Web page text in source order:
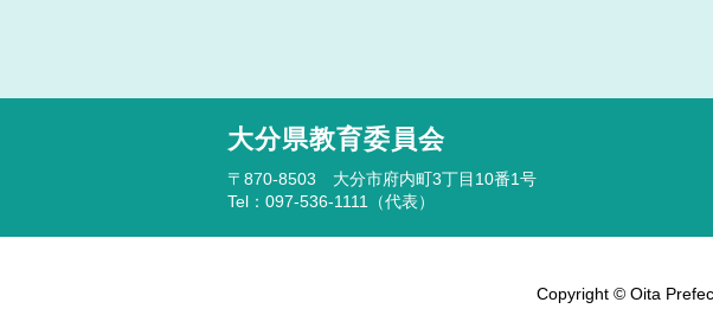
大分県教育委員会
〒870-8503 大分市府内町3丁目10番1号
Tel：097-536-1111（代表）
Copyright © Oita